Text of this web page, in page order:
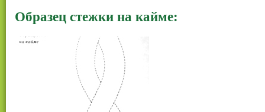
Образец стежки на кайме: